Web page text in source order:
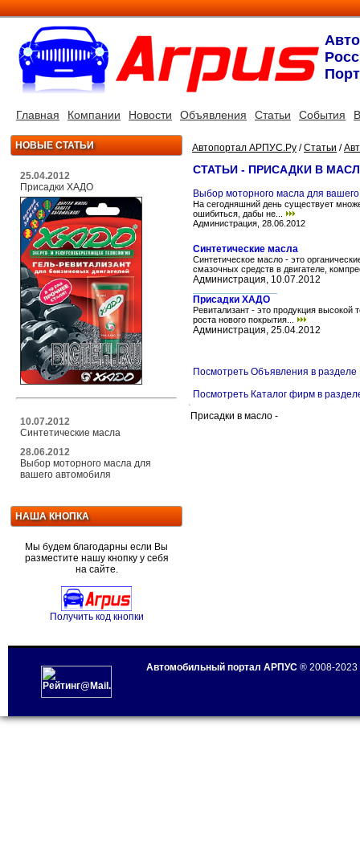
Главная Компании Новости Объявления Статьи События
НОВЫЕ СТАТЬИ
25.04.2012
Присадки ХАДО
10.07.2012
Синтетические масла
28.06.2012
Выбор моторного масла для
вашего автомобиля
НАША КНОПКА
Мы будем благодарны если Вы
разместите нашу кнопку у себя
на сайте.
Получить код кнопки
Автопортал АРПУС.Ру /Статьи /
СТАТЬИ - ПРИСАДКИ В
Выбор моторного масла для
На сегодняшний день существует
ошибиться, дабы не...
Администрация, 28.06.2012
Синтетические масла
Синтетическое масло - это
смазочных средств в двигателе,
Администрация, 10.07.2012
Присадки ХАДО
Ревитализант - это продукция
роста нового покрытия...
Администрация, 25.04.2012
Посмотреть Объявления в разделе
Посмотреть Каталог фирм в
Присадки в масло -
Автомобильный портал АРПУС ® 2008-2023